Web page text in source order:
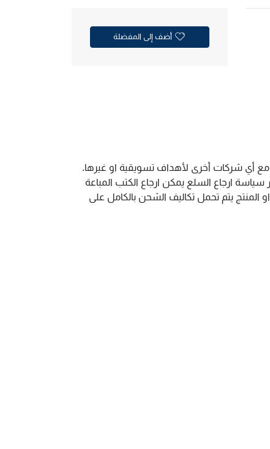
أضف إلى المفضلة
مع أي شركات أخرى لأهداف تسويقية او غيرها.
ارجاع السلع يمكن ارجاع الكتب المباعة
يتم تحمل تكاليف الشحن بالكامل على